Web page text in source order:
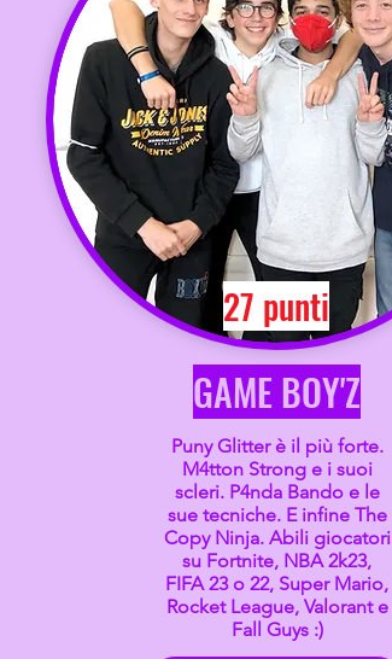
27 punti
GAME BOY'Z
Puny Glitter è il più forte.
M4tton Strong e i suoi
scleri. P4nda Bando e le
sue tecniche. E infine The
Copy Ninja. Abili giocatori
su Fortnite, NBA 2k23,
FIFA 23 o 22, Super Mario,
Rocket League, Valorant e
Fall Guys :)